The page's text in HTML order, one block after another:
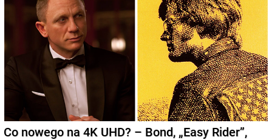
Co nowego na 4K UHD? – Bond, „Easy Rider”,